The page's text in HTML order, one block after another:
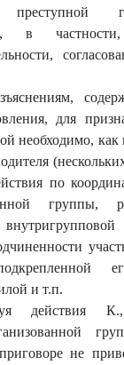
преступной
в
для
необходимо, как
по
группы,
и т.п.
не